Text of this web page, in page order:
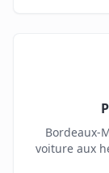
Bordeaux-
voiture aux